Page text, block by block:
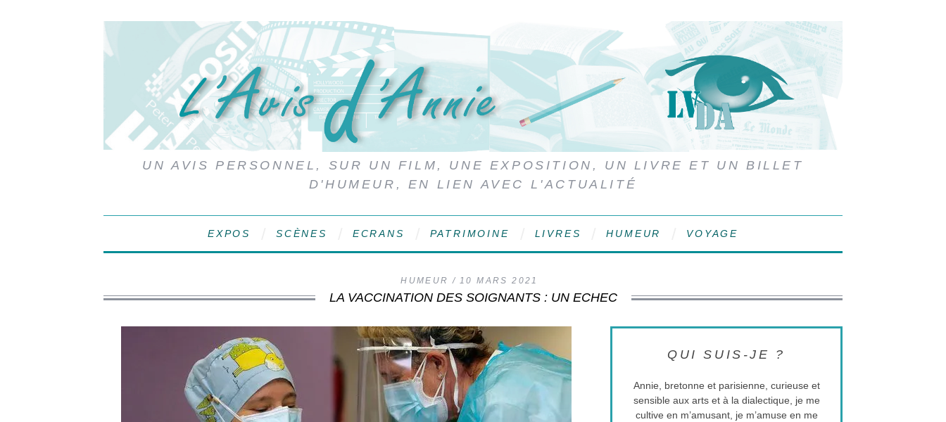
UN AVIS PERSONNEL, SUR UN FILM, UNE EXPOSITION, UN LIVRE ET UN BILLET
D'HUMEUR, EN LIEN AVEC L'ACTUALITÉ
EXPOS SCÈNES ECRANS PATRIMOINE LIVRES HUMEUR VOYAGE
HUMEUR 10 MARS 2021
LA VACCINATION DES SOIGNANTS : UN ECHEC
QUI SUIS-JE ?
Annie, bretonne et parisienne, curieuse et
sensible aux arts et à la dialectique, je me
cultive en m’amusant, je m’amuse en me